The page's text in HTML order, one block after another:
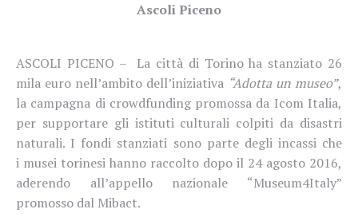
Ascoli Piceno
ASCOLI PICENO – La città di Torino ha stanziato 26
mila euro nell’ambito dell’iniziativa “Adotta un museo”,
la campagna di crowdfunding promossa da Icom Italia,
per supportare gli istituti culturali colpiti da disastri
naturali. I fondi stanziati sono parte degli incassi che
i musei torinesi hanno raccolto dopo il 24 agosto 2016,
aderendo all’appello nazionale “Museum4Italy”
promosso dal Mibact.